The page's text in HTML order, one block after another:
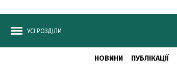
УСІ РОЗДІЛИ
НОВИНИ ПУБЛІКАЦІЇ